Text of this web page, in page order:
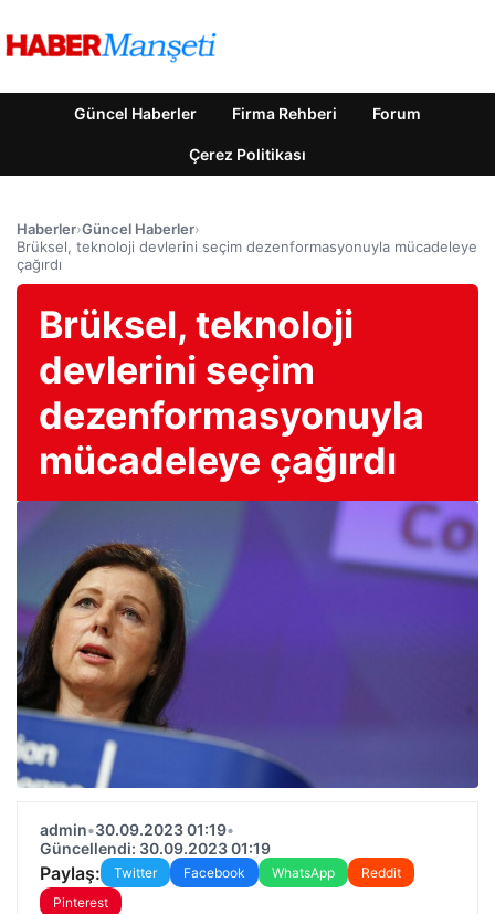
Güncel Haberler Firma Rehberi Forum
Çerez Politikası
Haberler›Güncel Haberler›
Brüksel, teknoloji devlerini seçim dezenformasyonuyla mücadeleye
çağırdı
Brüksel, teknoloji
devlerini seçim
dezenformasyonuyla
mücadeleye çağırdı
admin•30.09.2023 01:19•
Güncellendi: 30.09.2023 01:19
Paylaş: Twitter Facebook WhatsApp
Reddit
Pinterest